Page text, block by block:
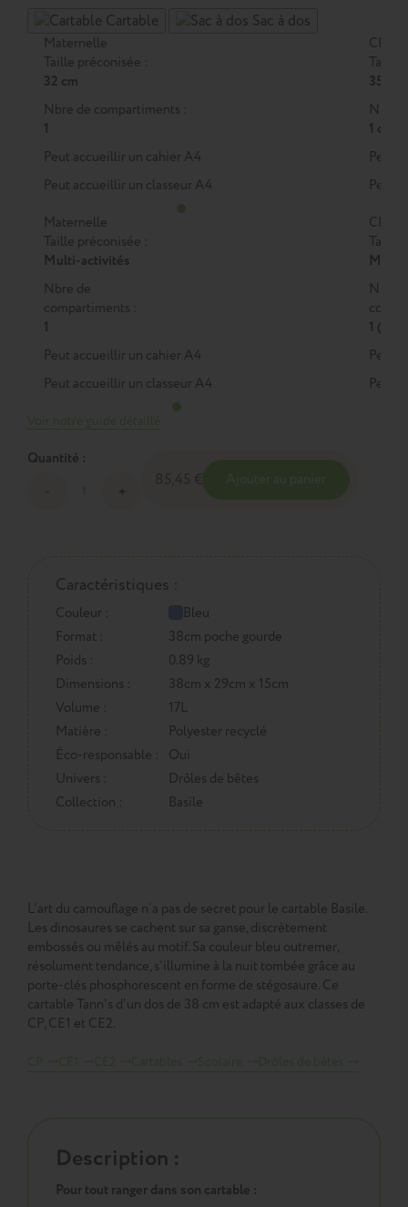
Cartable Sac à dos
Maternelle
Taille préconisée :
32 cm
Nbre de compartiments :
1
Peut accueillir un cahier A4
Peut accueillir un classeur A4
CP
Taille
35 cm
Nbre
1 ou 2
Peut
Peut
Maternelle
Taille préconisée :
Multi-activités
Nbre de
compartiments :
1
Peut accueillir un cahier A4
Peut accueillir un classeur A4
CP
Taille
M
Nbre
1 (M)
Peut
Peut
Quantité :
Caractéristiques :
Couleur :
Bleu
Format :
38cm poche gourde
Poids :
0.89 kg
Dimensions :
38cm x 29cm x 15cm
Volume :
17L
Matière :
Polyester recyclé
Éco-responsable :
Oui
Univers :
Drôles de bêtes
Collection :
Basile
L’art du camouflage n’a pas de secret pour le cartable Basile.
Les dinosaures se cachent sur sa ganse, discrètement
embossés ou mêlés au motif. Sa couleur bleu outremer,
résolument tendance, s’illumine à la nuit tombée grâce au
porte-clés phosphorescent en forme de stégosaure. Ce
cartable Tann's d'un dos de 38 cm est adapté aux classes de
CP, CE1 et CE2.
Description :
Pour tout ranger dans son cartable :